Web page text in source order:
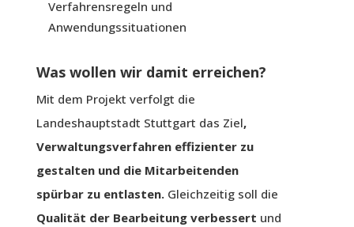
Verfahrensregeln und
Anwendungssituationen
Was wollen wir damit erreichen?
Mit dem Projekt verfolgt die
Landeshauptstadt Stuttgart das Ziel,
Verwaltungsverfahren effizienter zu
gestalten und die Mitarbeitenden
spürbar zu entlasten. Gleichzeitig soll die
Qualität der Bearbeitung verbessert und